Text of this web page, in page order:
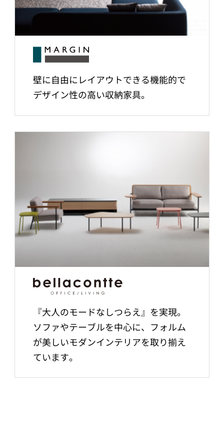
壁に自由にレイアウトできる機能的で
デザイン性の高い収納家具。
『大人のモードなしつらえ』を実現。
ソファやテーブルを中心に、フォルム
が美しいモダンインテリアを取り揃え
ています。